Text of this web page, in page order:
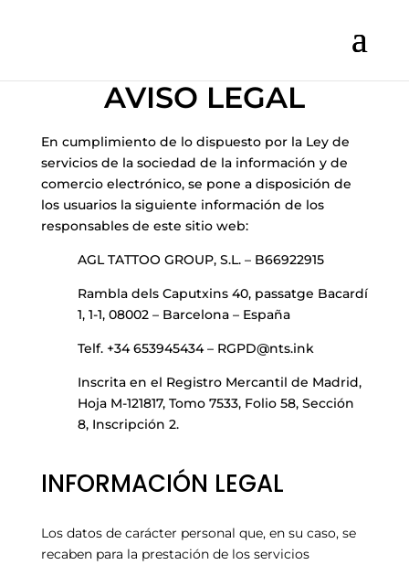
AVISO LEGAL
En cumplimiento de lo dispuesto por la Ley de
servicios de la sociedad de la información y de
comercio electrónico, se pone a disposición de
los usuarios la siguiente información de los
responsables de este sitio web:
AGL TATTOO GROUP, S.L. – B66922915
Rambla dels Caputxins 40, passatge Bacardí
1, 1-1, 08002 – Barcelona – España
Telf. +34 653945434 – RGPD@nts.ink
Inscrita en el Registro Mercantil de Madrid,
Hoja M-121817, Tomo 7533, Folio 58, Sección
8, Inscripción 2.
INFORMACIÓN LEGAL
Los datos de carácter personal que, en su caso, se
recaben para la prestación de los servicios